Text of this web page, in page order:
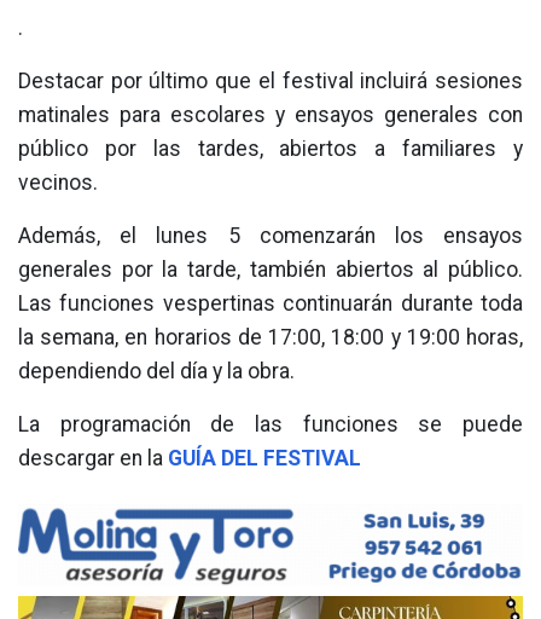
.
Destacar por último que el festival incluirá sesiones
matinales para escolares y ensayos generales con
público por las tardes, abiertos a familiares y
vecinos.
Además, el lunes 5 comenzarán los ensayos
generales por la tarde, también abiertos al público.
Las funciones vespertinas continuarán durante toda
la semana, en horarios de 17:00, 18:00 y 19:00 horas,
dependiendo del día y la obra.
La programación de las funciones se puede
descargar en la GUÍA DEL FESTIVAL